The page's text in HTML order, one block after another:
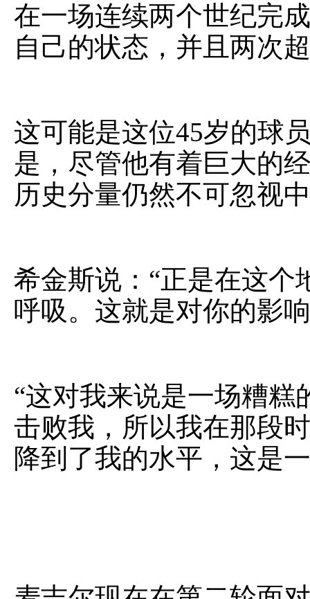
在一场连续两个世纪完
自己的状态，并且两次
这可能是这位45岁的球
是，尽管他有着巨大的
历史分量仍然不可忽视
希金斯说：“正是在这个
呼吸。这就是对你的影
“这对我来说是一场糟糕
击败我，所以我在那段
降到了我的水平，这是